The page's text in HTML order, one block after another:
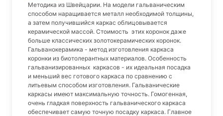
Методика из Швейцарии. На модели гальваническим
способом наращивается металл необходимой толщины,
а затем получившийся каркас облицовывается
керамической массой. Стоимость этих коронок даже
больше классических золотокерамических коронок.
Гальванокерамика - метод изготовления каркаса
коронки из биотолерантных материалов. Особенность
гальванизированных каркасов - их идеальная посадка
и меньший вес готового каркаса по сравнению с
литьевым способом изготовления. Гальванические
каркасы имеют максимальную точность. Гомогенная,
очень гладкая поверхность гальванического каркаса
обеспечивает самую точную посадку каркаса. Главное